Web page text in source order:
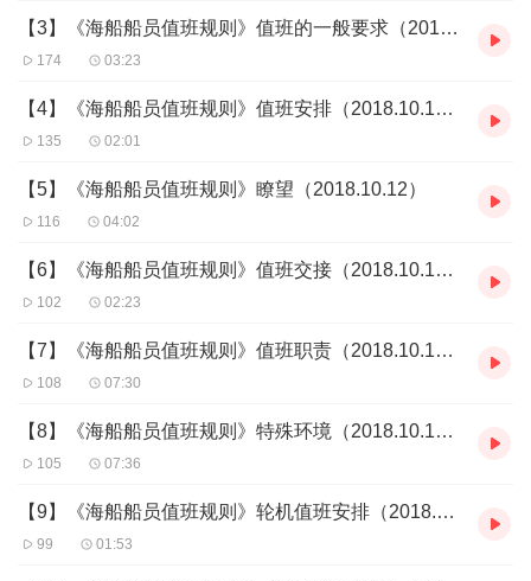
【3】《海船船员值班规则》值班的一般要求（2018.10.11）
174 03:23
【4】《海船船员值班规则》值班安排（2018.10.11）
135 02:01
【5】《海船船员值班规则》瞭望（2018.10.12）
116 04:02
【6】《海船船员值班规则》值班交接（2018.10.12）
102 02:23
【7】《海船船员值班规则》值班职责（2018.10.13）
108 07:30
【8】《海船船员值班规则》特殊环境（2018.10.13）
105 07:36
【9】《海船船员值班规则》轮机值班安排（2018.10.14）
99 01:53